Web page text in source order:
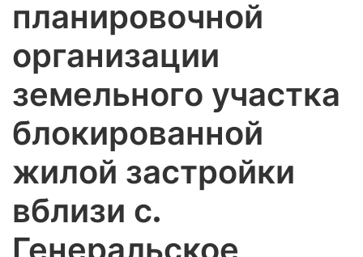
планировочной
организации
земельного участка
блокированной
жилой застройки
вблизи с.